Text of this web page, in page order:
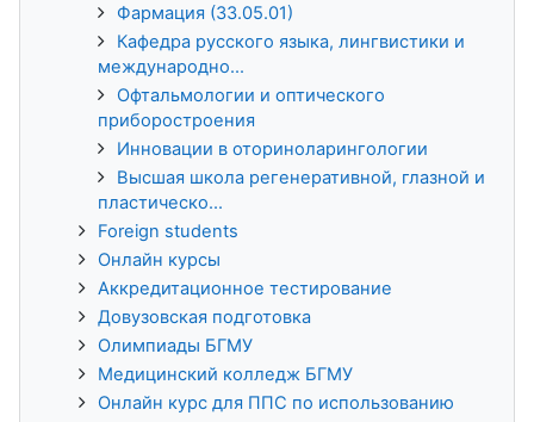
Фармация (33.05.01)
Кафедра русского языка, лингвистики и
международно...
Офтальмологии и оптического
приборостроения
Инновации в оториноларингологии
Высшая школа регенеративной, глазной и
пластическо...
Foreign students
Онлайн курсы
Аккредитационное тестирование
Довузовская подготовка
Олимпиады БГМУ
Медицинский колледж БГМУ
Онлайн курс для ППС по использованию